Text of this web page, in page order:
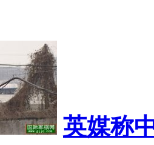
英媒称